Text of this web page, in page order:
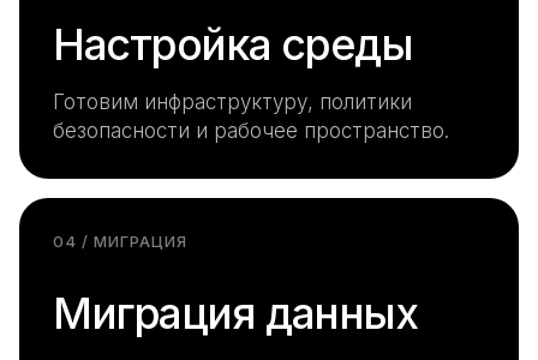
Настройка среды
Готовим инфраструктуру, политики
безопасности и рабочее пространство.
04 / МИГРАЦИЯ
Миграция данных